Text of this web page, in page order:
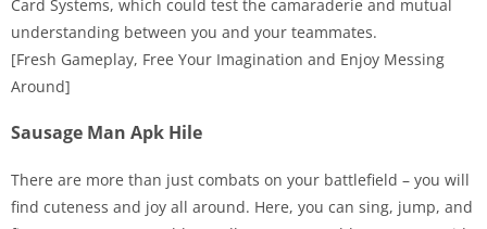
Card Systems, which could test the camaraderie and mutual
understanding between you and your teammates.
[Fresh Gameplay, Free Your Imagination and Enjoy Messing
Around]
Sausage Man Apk Hile
There are more than just combats on your battlefield – you will
find cuteness and joy all around. Here, you can sing, jump, and